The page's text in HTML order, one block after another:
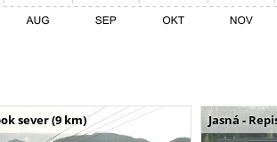
sever (9 km) Jasná -